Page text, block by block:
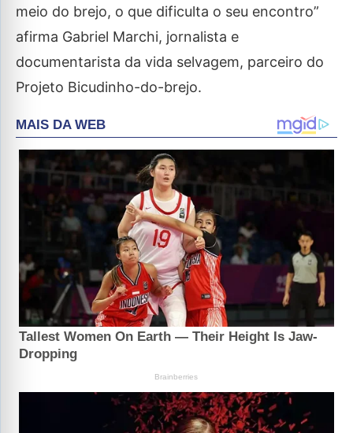
meio do brejo, o que dificulta o seu encontro”
afirma Gabriel Marchi, jornalista e
documentarista da vida selvagem, parceiro do
Projeto Bicudinho-do-brejo.